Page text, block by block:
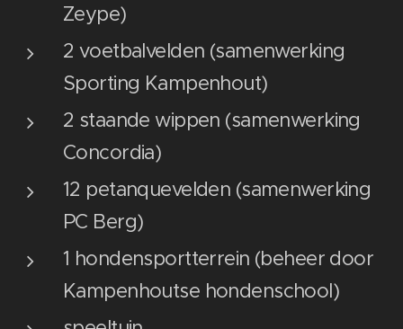
Zeype)
2 voetbalvelden (samenwerking
Sporting Kampenhout)
2 staande wippen (samenwerking
Concordia)
12 petanquevelden (samenwerking
PC Berg)
1 hondensportterrein (beheer door
Kampenhoutse hondenschool)